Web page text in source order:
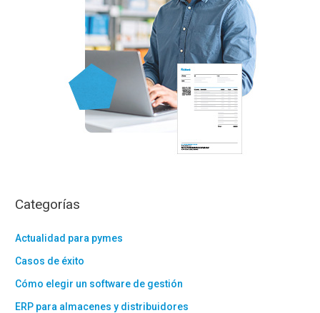
Categorías
Actualidad para pymes
Casos de éxito
Cómo elegir un software de gestión
ERP para almacenes y distribuidores